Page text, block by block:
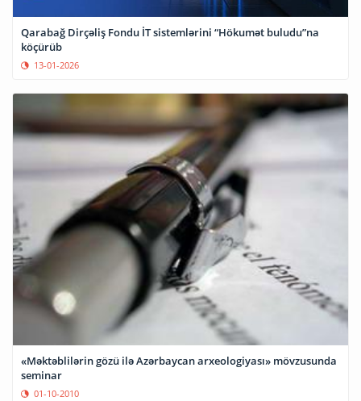
Qarabağ Dirçəliş Fondu İT sistemlərini “Hökumət buludu”na
köçürüb
13-01-2026
«Məktəblilərin gözü ilə Azərbaycan arxeologiyası» mövzusunda
seminar
01-10-2010